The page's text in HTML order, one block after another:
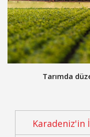
Tarımda
Karadeniz'in